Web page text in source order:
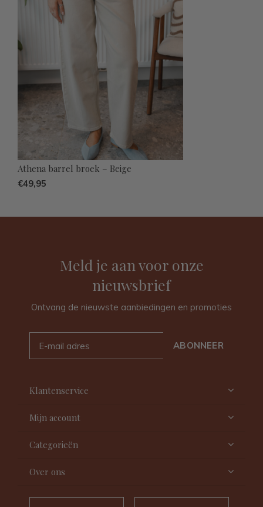
Athena barrel broek – Beige
€49,95
Meld je aan voor onze
nieuwsbrief
Ontvang de nieuwste aanbiedingen en promoties
ABONNEER
Klantenservice
Mijn account
Categorieën
Over ons